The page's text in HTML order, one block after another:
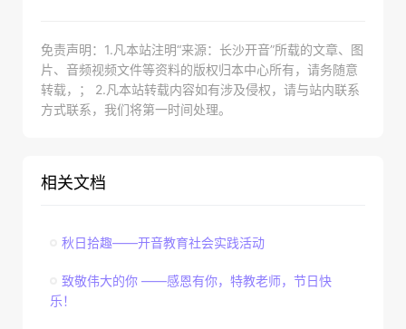
免责声明：1.凡本站注明“来源：长沙开音”所载的文章、图
片、音频视频文件等资料的版权归本中心所有，请务随意
转载，； 2.凡本站转载内容如有涉及侵权，请与站内联系
方式联系，我们将第一时间处理。
相关文档
秋日拾趣——开音教育社会实践活动
致敬伟大的你 ——感恩有你，特教老师，节日快
乐！